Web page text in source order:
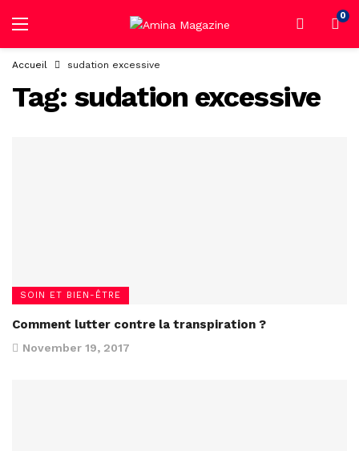
0
Accueil sudation excessive
Tag: sudation excessive
SOIN ET BIEN-ÊTRE
Comment lutter contre la transpiration ?
November 19, 2017